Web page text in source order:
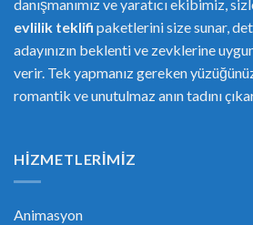
danışmanımız ve yaratıcı ekibimiz,
evlilik teklifi paketlerini size sunar,
adayınızın beklenti ve zevklerine
verir. Tek yapmanız gereken
romantik ve unutulmaz anın tadını
HIZMETLERIMIZ
Animasyon